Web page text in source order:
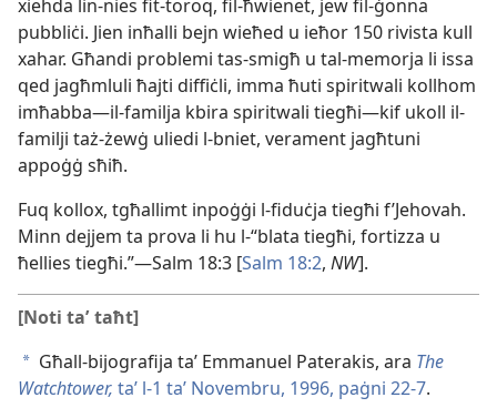
xiehda lin-​nies fit-​toroq, fil-​ħwienet, jew fil-​ġonna
pubbliċi. Jien inħalli bejn wieħed u ieħor 150 rivista kull
xahar. Għandi problemi tas-​smigħ u tal-​memorja li issa
qed jagħmluli ħajti diffiċli, imma ħuti spiritwali kollhom
imħabba​—il-​familja kbira spiritwali tiegħi—​kif ukoll il-​
familji taż-​żewġ uliedi l-​bniet, verament jagħtuni
appoġġ sħiħ.
Fuq kollox, tgħallimt inpoġġi l-​fiduċja tiegħi f’Jehovah.
Minn dejjem ta prova li hu l-​“blata tiegħi, fortizza u
ħellies tiegħi.”—Salm 18:3 [Salm 18:2, NW].
[Noti taʼ taħt]
a Għall-bijografija taʼ Emmanuel Paterakis, ara The
Watchtower, taʼ l-​1 taʼ Novembru, 1996, paġni 22-7.